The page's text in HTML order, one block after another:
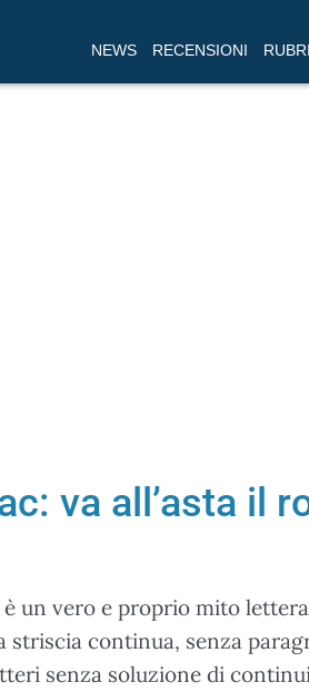
NEWS RECENSIONI
va all’asta il
è un vero e proprio mito
continua, senza
senza soluzione di